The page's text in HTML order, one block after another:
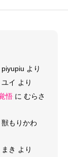
piyupiu より
ユイ より
悟 に むらさ
獣もりかわ
まき より